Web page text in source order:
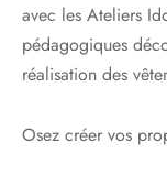
avec les Ateliers
pédagogiques
réalisation des
Osez créer vos